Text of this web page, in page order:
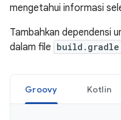
mengetahui informasi
Tambahkan dependensi
dalam file build.gradle
Groovy Kotlin